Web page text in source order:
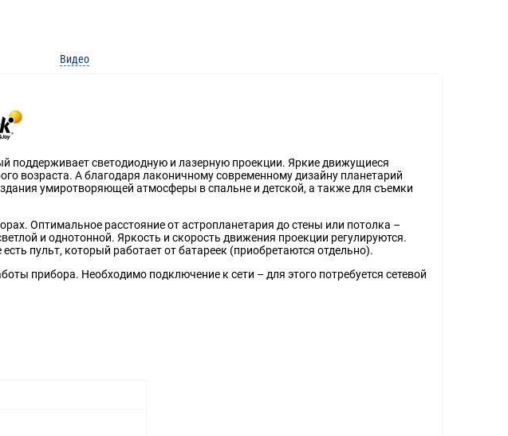
Видео
поддерживает светодиодную и лазерную проекции. Яркие движущиеся
возраста. А благодаря лаконичному современному дизайну планетарий
умиротворяющей атмосферы в спальне и детской, а также для съемки
Оптимальное расстояние от астропланетария до стены или потолка –
и однотонной. Яркость и скорость движения проекции регулируются.
пульт, который работает от батареек (приобретаются отдельно).
прибора. Необходимо подключение к сети – для этого потребуется сетевой